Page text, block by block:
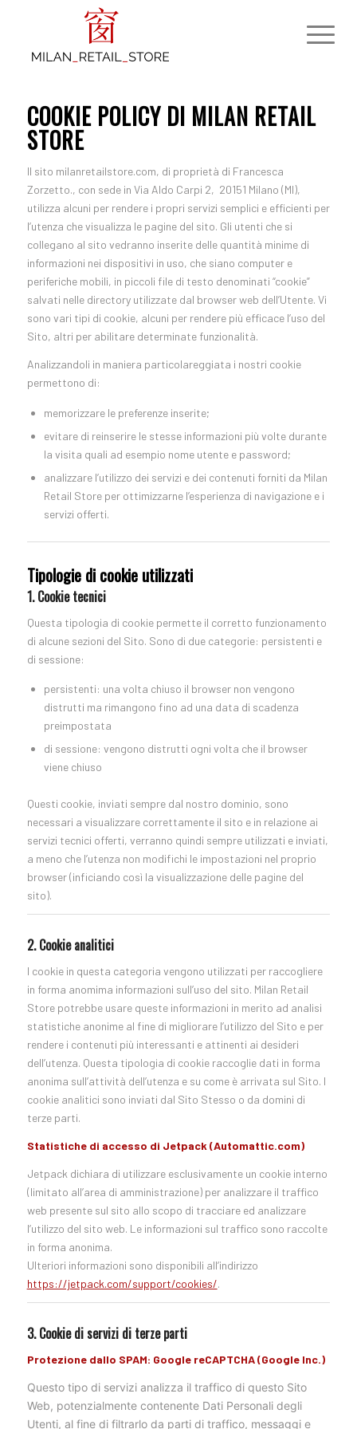
COOKIE POLICY DI MILAN RETAIL
STORE
Il sito milanretailstore.com, di proprietà di Francesca
Zorzetto., con sede in Via Aldo Carpi 2, 20151 Milano (MI),
utilizza alcuni per rendere i propri servizi semplici e efficienti per
l’utenza che visualizza le pagine del sito. Gli utenti che si
collegano al sito vedranno inserite delle quantità minime di
informazioni nei dispositivi in uso, che siano computer e
periferiche mobili, in piccoli file di testo denominati “cookie”
salvati nelle directory utilizzate dal browser web dell’Utente. Vi
sono vari tipi di cookie, alcuni per rendere più efficace l’uso del
Sito, altri per abilitare determinate funzionalità.
Analizzandoli in maniera particolareggiata i nostri cookie
permettono di:
memorizzare le preferenze inserite;
evitare di reinserire le stesse informazioni più volte durante
la visita quali ad esempio nome utente e password;
analizzare l’utilizzo dei servizi e dei contenuti forniti da Milan
Retail Store per ottimizzarne l’esperienza di navigazione e i
servizi offerti.
Tipologie di cookie utilizzati
1. Cookie tecnici
Questa tipologia di cookie permette il corretto funzionamento
di alcune sezioni del Sito. Sono di due categorie: persistenti e
di sessione:
persistenti: una volta chiuso il browser non vengono
distrutti ma rimangono fino ad una data di scadenza
preimpostata
di sessione: vengono distrutti ogni volta che il browser
viene chiuso
Questi cookie, inviati sempre dal nostro dominio, sono
necessari a visualizzare correttamente il sito e in relazione ai
servizi tecnici offerti, verranno quindi sempre utilizzati e inviati,
a meno che l’utenza non modifichi le impostazioni nel proprio
browser (inficiando così la visualizzazione delle pagine del
sito).
2. Cookie analitici
I cookie in questa categoria vengono utilizzati per raccogliere
in forma anomima informazioni sull’uso del sito. Milan Retail
Store potrebbe usare queste informazioni in merito ad analisi
statistiche anonime al fine di migliorare l’utilizzo del Sito e per
rendere i contenuti più interessanti e attinenti ai desideri
dell’utenza. Questa tipologia di cookie raccoglie dati in forma
anonima sull’attività dell’utenza e su come è arrivata sul Sito. I
cookie analitici sono inviati dal Sito Stesso o da domini di
terze parti.
Statistiche di accesso di Jetpack (Automattic.com)
Jetpack dichiara di utilizzare esclusivamente un cookie interno
(limitato all’area di amministrazione) per analizzare il traffico
web presente sul sito allo scopo di tracciare ed analizzare
l’utilizzo del sito web. Le informazioni sul traffico sono raccolte
in forma anonima.
Ulteriori informazioni sono disponibili all’indirizzo
https://jetpack.com/support/cookies/.
3. Cookie di servizi di terze parti
Protezione dallo SPAM: Google reCAPTCHA (Google Inc.)
Questo tipo di servizi analizza il traffico di questo Sito
Web, potenzialmente contenente Dati Personali degli
Utenti, al fine di filtrarlo da parti di traffico, messaggi e